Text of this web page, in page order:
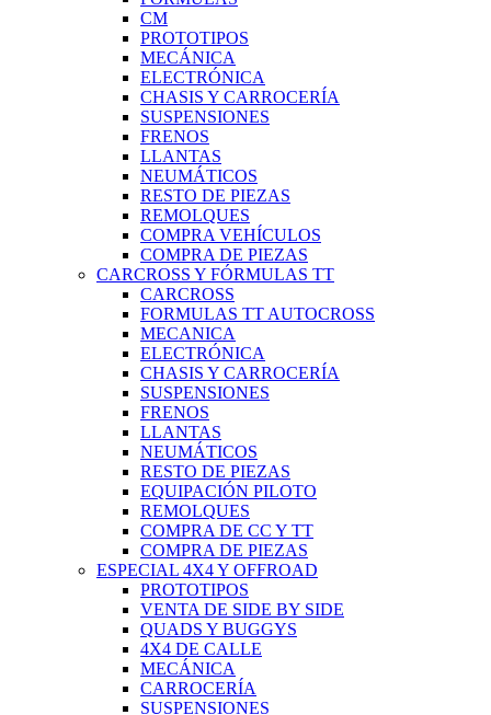
CM
PROTOTIPOS
MECÁNICA
ELECTRÓNICA
CHASIS Y CARROCERÍA
SUSPENSIONES
FRENOS
LLANTAS
NEUMÁTICOS
RESTO DE PIEZAS
REMOLQUES
COMPRA VEHÍCULOS
COMPRA DE PIEZAS
CARCROSS Y FÓRMULAS TT
CARCROSS
FORMULAS TT AUTOCROSS
MECANICA
ELECTRÓNICA
CHASIS Y CARROCERÍA
SUSPENSIONES
FRENOS
LLANTAS
NEUMÁTICOS
RESTO DE PIEZAS
EQUIPACIÓN PILOTO
REMOLQUES
COMPRA DE CC Y TT
COMPRA DE PIEZAS
ESPECIAL 4X4 Y OFFROAD
PROTOTIPOS
VENTA DE SIDE BY SIDE
QUADS Y BUGGYS
4X4 DE CALLE
MECÁNICA
CARROCERÍA
SUSPENSIONES